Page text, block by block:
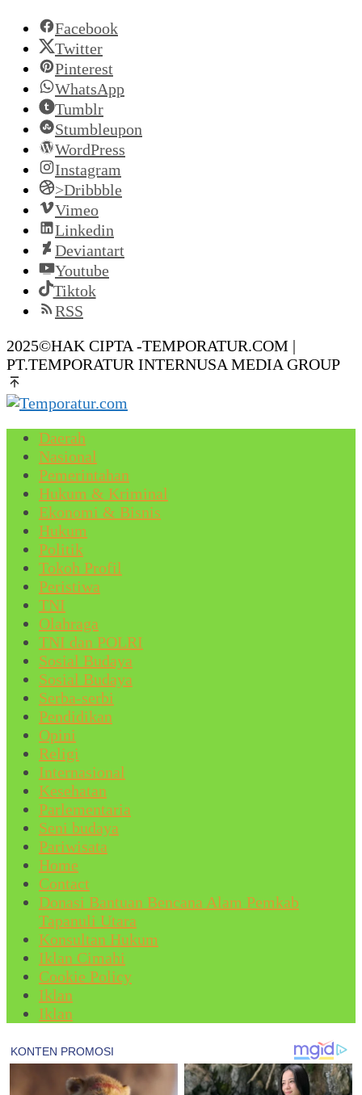
Facebook
Twitter
Pinterest
WhatsApp
Tumblr
Stumbleupon
WordPress
Instagram
>Dribbble
Vimeo
Linkedin
Deviantart
Youtube
Tiktok
RSS
2025©HAK CIPTA -TEMPORATUR.COM |
PT.TEMPORATUR INTERNUSA MEDIA GROUP
Daerah
Nasional
Pemerintahan
Hukum & Kriminal
Ekonomi & Bisnis
Hukum
Politik
Tokoh Profil
Peristiwa
TNI
Olahraga
TNI dan POLRI
Sosial Budaya
Sosial Budaya
Serba-serbi
Pendidikan
Opini
Religi
Internasional
Kesehatan
Parlementaria
Seni budaya
Pariwisata
Home
Contact
Donasi Bantuan Bencana Alam Pemkab
Tapanuli Utara
Konsultan Hukum
Iklan Cimahi
Cookie Policy
Iklan
Iklan